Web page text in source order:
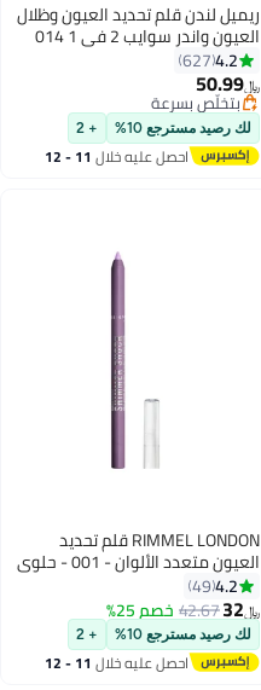
7
ريميل لندن قلم تحديد العيون وظلال
العيون واندر سوايب 2 في 1 014
فاشون
4.2
627
﷼‏50.99
بتخلّص بسرعة
بتخلّص بسرعة
لك رصيد مسترجع 10% + 2
احصل عليه خلال 11 - 12
5
RIMMEL LONDON قلم تحديد
العيون متعدد الألوان - 001 - حلوى
مثلجة، 1.2غ
4.2
49
﷼‏32
42.67خصم 25%
لك رصيد مسترجع 10% + 2
احصل عليه خلال 11 - 12